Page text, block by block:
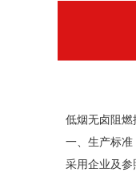
低烟无卤阻
一、生产标准
采用企业及